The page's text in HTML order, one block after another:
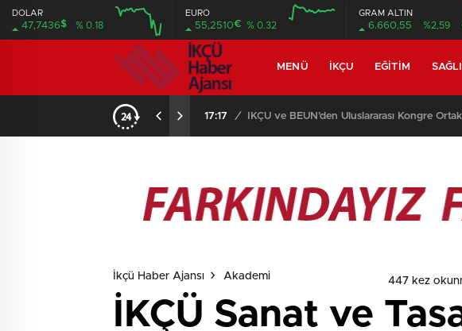
DOLAR
47,7436$ % 0.18
EURO
55,2510€ % 0.32
GRAM ALTIN
6.660,55 %2,59
MENÜ İKÇU EĞITIM
17:17 / İKÇÜ ve BEUN’den Uluslararası Kongre
İkçü Haber Ajansı Akademi 447 kez
İKÇÜ Sanat ve